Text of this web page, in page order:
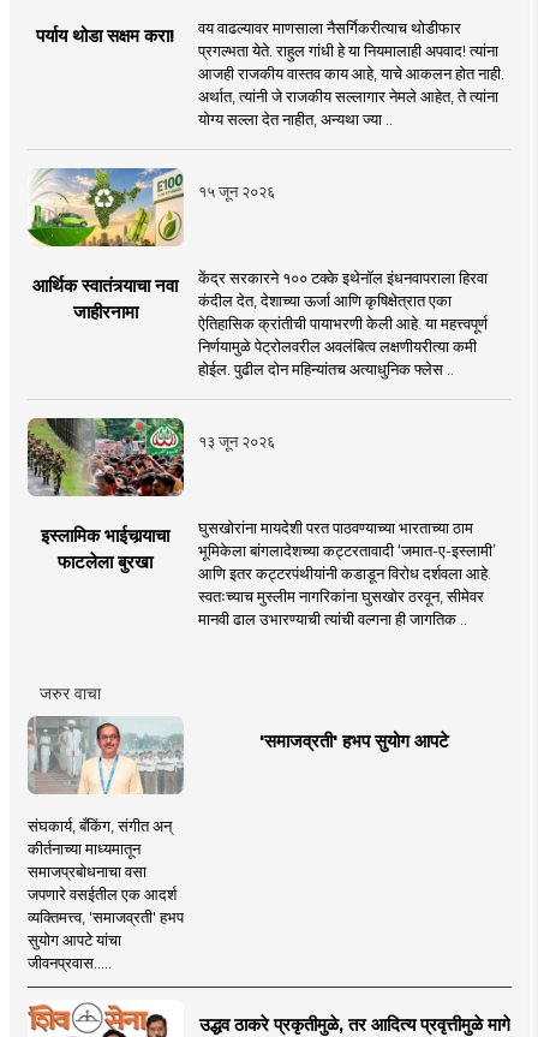
पर्याय थोडा सक्षम करा!
वय वाढल्यावर माणसाला नैसर्गिकरीत्याच थोडीफार
प्रगल्भता येते. राहुल गांधी हे या नियमालाही अपवाद! त्यांना
आजही राजकीय वास्तव काय आहे, याचे आकलन होत नाही.
अर्थात, त्यांनी जे राजकीय सल्लागार नेमले आहेत, ते त्यांना
योग्य सल्ला देत नाहीत, अन्यथा ज्या ..
१५ जून २०२६
आर्थिक स्वातंत्र्याचा नवा
जाहीरनामा
केंद्र सरकारने १०० टक्के इथेनॉल इंधनवापराला हिरवा
कंदील देत, देशाच्या ऊर्जा आणि कृषिक्षेत्रात एका
ऐतिहासिक क्रांतीची पायाभरणी केली आहे. या महत्त्वपूर्ण
निर्णयामुळे पेट्रोलवरील अवलंबित्व लक्षणीयरीत्या कमी
होईल. पुढील दोन महिन्यांतच अत्याधुनिक फ्लेस ..
१३ जून २०२६
इस्लामिक भाईचार्‍याचा
फाटलेला बुरखा
घुसखोरांना मायदेशी परत पाठवण्याच्या भारताच्या ठाम
भूमिकेला बांगलादेशच्या कट्टरतावादी ‘जमात-ए-इस्लामी’
आणि इतर कट्टरपंथीयांनी कडाडून विरोध दर्शवला आहे.
स्वतःच्याच मुस्लीम नागरिकांना घुसखोर ठरवून, सीमेवर
मानवी ढाल उभारण्याची त्यांची वल्गना ही जागतिक ..
जरुर वाचा
'समाजव्रती' हभप सुयोग आपटे
संघकार्य, बँकिंग, संगीत अन्
कीर्तनाच्या माध्यमातून
समाजप्रबोधनाचा वसा
जपणारे वसईतील एक आदर्श
व्यक्तिमत्त्व, 'समाजव्रती' हभप
सुयोग आपटे यांचा
जीवनप्रवास.....
उद्धव ठाकरे प्रकृतीमुळे, तर आदित्य प्रवृत्तीमुळे मागे